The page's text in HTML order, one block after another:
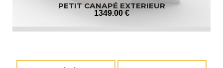
PETIT CANAPÉ EXTERIEUR
1349.00 €